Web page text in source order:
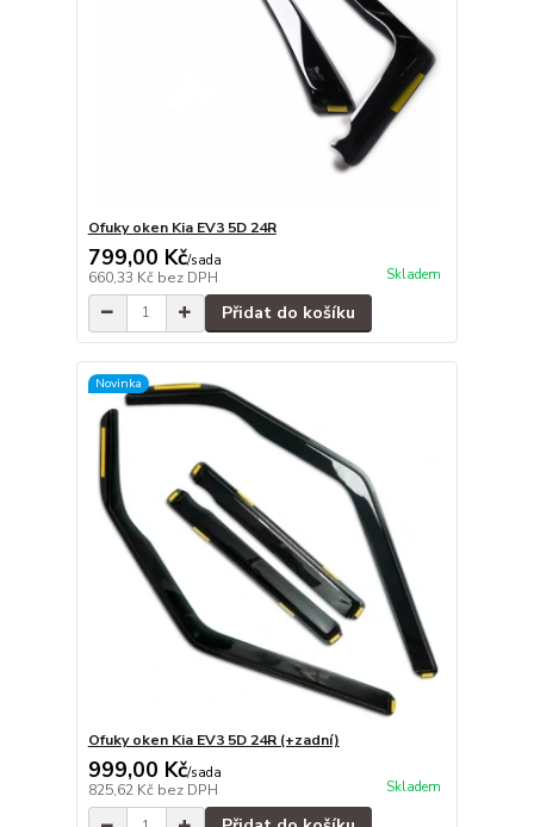
Ofuky oken Kia EV3 5D 24R
799,00 Kč/sada
660,33 Kč bez DPH Skladem
Přidat do košíku
Novinka
Ofuky oken Kia EV3 5D 24R (+zadní)
999,00 Kč/sada
825,62 Kč bez DPH Skladem